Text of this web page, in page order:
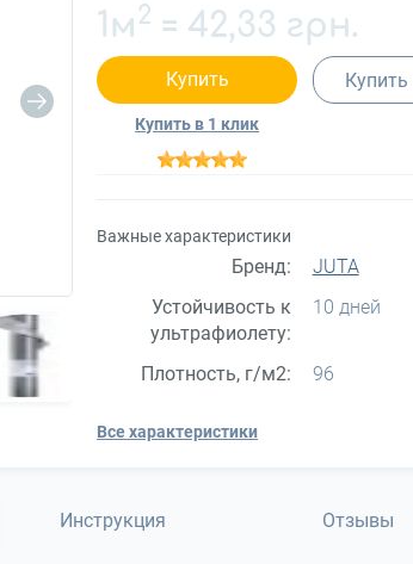
1м 2 = 42,33 грн.
Купить
Купить в 1 клик
Важные характеристики
Бренд:
JUTA
Устойчивость к
ультрафиолету:
10 дней
Плотность, г/м2: 96
Все характеристики
Инструкция Отзывы